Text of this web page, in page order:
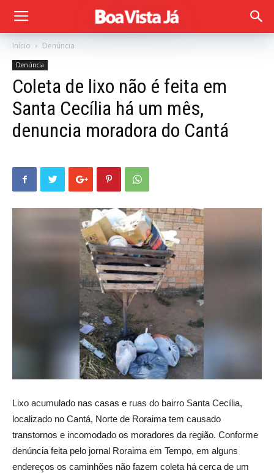
Início Denúncia
Denúncia
Coleta de lixo não é feita em
Santa Cecília há um mês,
denuncia moradora do Cantá
Lixo acumulado nas casas e ruas do bairro Santa Cecília,
localizado no Cantá, Norte de Roraima tem causado
transtornos e incomodado os moradores da região. Conforme
denúncia feita pelo jornal Roraima em Tempo, em alguns
endereços os caminhões não fazem coleta há cerca de um